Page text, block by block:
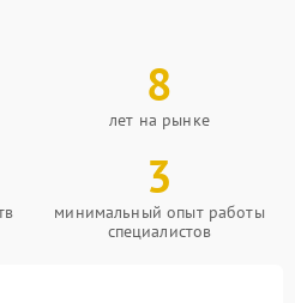
8
лет на рынке
3
минимальный опыт работы
специалистов